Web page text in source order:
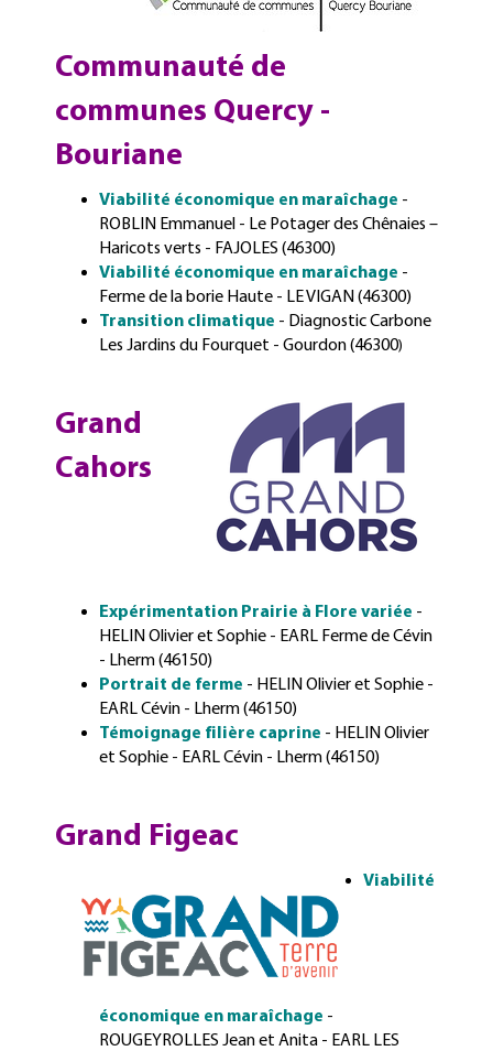
Communauté de
communes Quercy -
Bouriane
Viabilité économique en maraîchage -
ROBLIN Emmanuel - Le Potager des Chênaies –
Haricots verts - FAJOLES (46300)
Viabilité économique en maraîchage -
Ferme de la borie Haute - LE VIGAN (46300)
Transition climatique - Diagnostic Carbone
Les Jardins du Fourquet - Gourdon (46300)
Grand
Cahors
Expérimentation Prairie à Flore variée -
HELIN Olivier et Sophie - EARL Ferme de Cévin
- Lherm (46150)
Portrait de ferme - HELIN Olivier et Sophie -
EARL Cévin - Lherm (46150)
Témoignage filière caprine - HELIN Olivier
et Sophie - EARL Cévin - Lherm (46150)
Grand Figeac
Viabilité
économique en maraîchage -
ROUGEYROLLES Jean et Anita - EARL LES